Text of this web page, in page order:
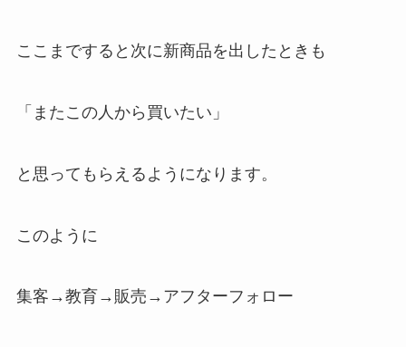
ここまですると次に新商品を出したときも
「またこの人から買いたい」
と思ってもらえるようになります。
このように
集客→教育→販売→アフターフォロー